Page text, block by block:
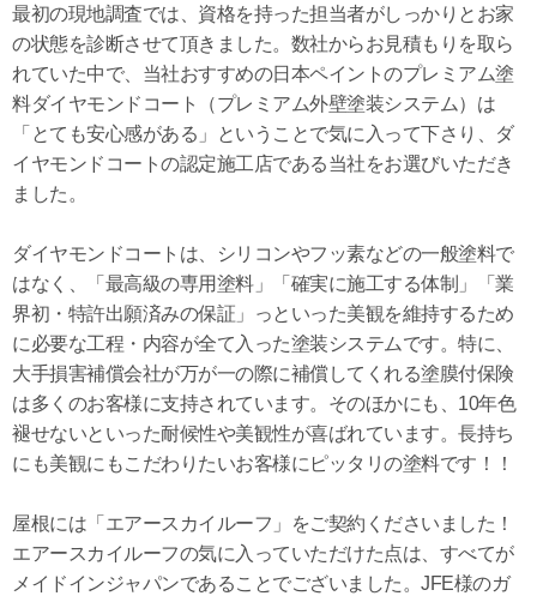
最初の現地調査では、資格を持った担当者がしっかりとお家
の状態を診断させて頂きました。数社からお見積もりを取ら
れていた中で、当社おすすめの日本ペイントのプレミアム塗
料ダイヤモンドコート（プレミアム外壁塗装システム）は
「とても安心感がある」ということで気に入って下さり、ダ
イヤモンドコートの認定施工店である当社をお選びいただき
ました。
ダイヤモンドコートは、シリコンやフッ素などの一般塗料で
はなく、「最高級の専用塗料」「確実に施工する体制」「業
界初・特許出願済みの保証」っといった美観を維持するため
に必要な工程・内容が全て入った塗装システムです。特に、
大手損害補償会社が万が一の際に補償してくれる塗膜付保険
は多くのお客様に支持されています。そのほかにも、10年色
褪せないといった耐候性や美観性が喜ばれています。長持ち
にも美観にもこだわりたいお客様にピッタリの塗料です！！
屋根には「エアースカイルーフ」をご契約くださいました！
エアースカイルーフの気に入っていただけた点は、すべてが
メイドインジャパンであることでございました。JFE様のガ